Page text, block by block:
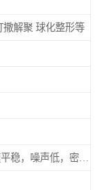
撒解聚 球化整形等